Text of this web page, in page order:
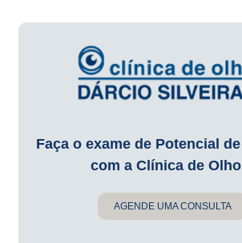
Faça o exame de Potencial
com a Clínica de
AGENDE UMA CONSULTA